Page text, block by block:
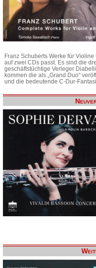
Franz Schuberts Werke für
auf zwei CDs passt. Es sind die
geschäftstüchtige Verleger
kommen die als „Grand Duo“
und die bedeutende C-Dur-